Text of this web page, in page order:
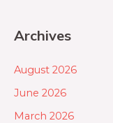
Archives
August 2026
June 2026
March 2026